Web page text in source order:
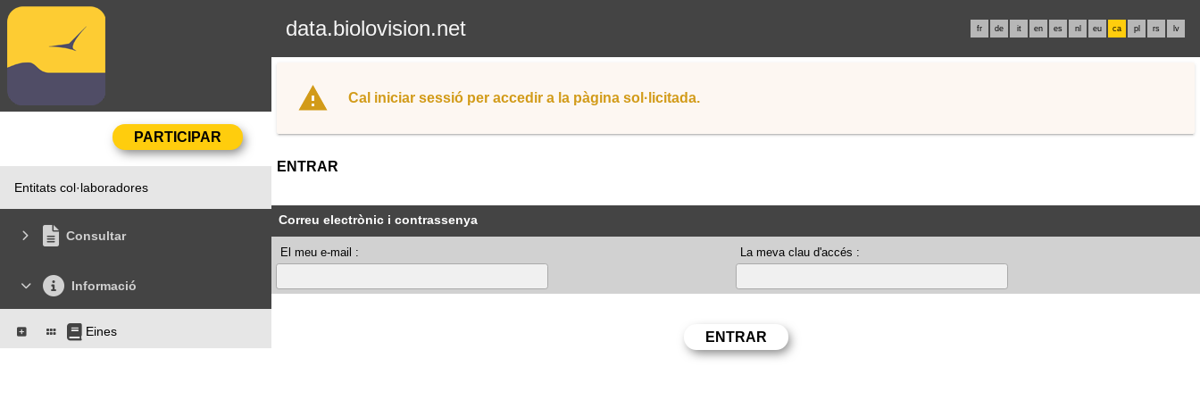
data.biolovision.net fr de it en es nl eu ca pl rs lv
Entitats col·laboradores
Consultar
Informació
Eines
Cal iniciar sessió per accedir a la pàgina sol·licitada.
ENTRAR
Correu electrònic i contrassenya
El meu e-mail : La meva clau d'accés :